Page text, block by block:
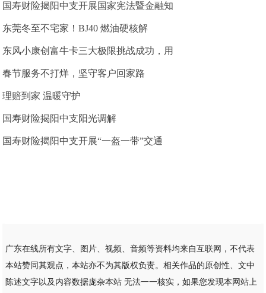
国寿财险揭阳中支开展国家宪法暨金融知
东莞冬至不宅家！BJ40 燃油硬核解
东风小康创富牛卡三大极限挑战成功，用
春节服务不打烊，坚守客户回家路
理赔到家 温暖守护
国寿财险揭阳中支阳光调解
国寿财险揭阳中支开展“一盔一带”交通
广东在线所有文字、图片、视频、音频等资料均来自互联网，不代表
本站赞同其观点，本站亦不为其版权负责。相关作品的原创性、文中
陈述文字以及内容数据庞杂本站 无法一一核实，如果您发现本网站上